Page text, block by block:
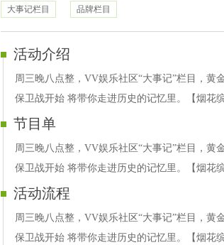
大事记栏目
品牌栏目
活动介绍
周三晚八点整，VV娱乐社区“大事记”栏目，黄
保卫战开始 将带你走进历史的记忆里。【烟花
节目单
周三晚八点整，VV娱乐社区“大事记”栏目，黄
保卫战开始 将带你走进历史的记忆里。【烟花
活动流程
周三晚八点整，VV娱乐社区“大事记”栏目，黄
保卫战开始 将带你走进历史的记忆里。【烟花